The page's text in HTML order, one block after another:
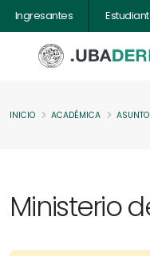
Ingresantes
INICIO ACADÉMICA
Ministerio